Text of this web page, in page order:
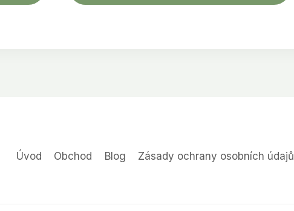
Úvod Obchod Blog Zásady ochrany osobních údajů